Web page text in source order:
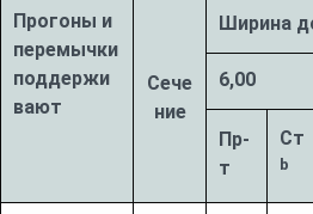
Прогоны и
перемычки
поддержи
вают
Сече
ние
Ширина
6,00
Пр-
т
Ст
b